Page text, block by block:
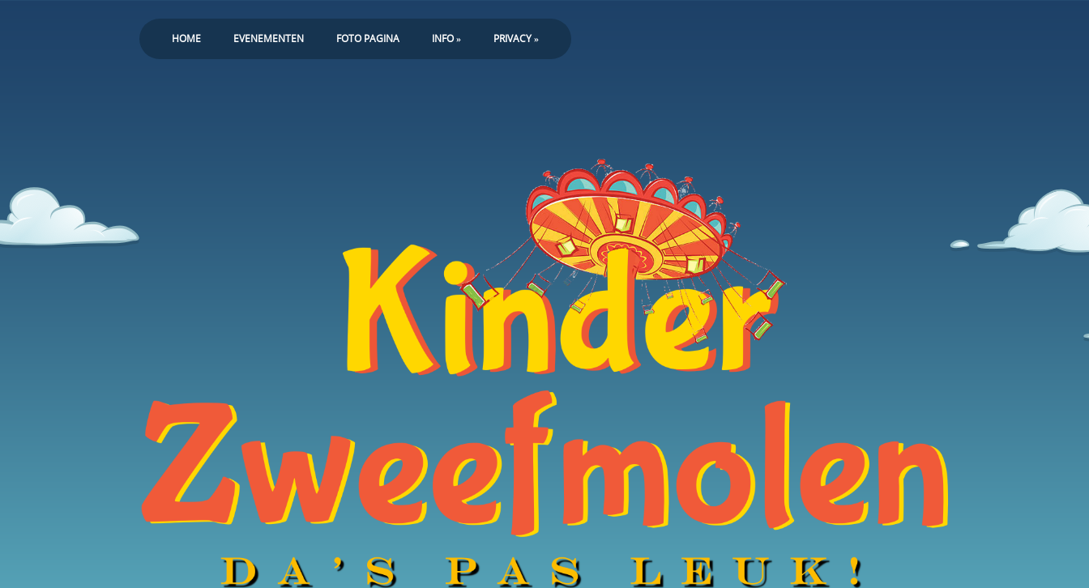
HOME EVENEMENTEN FOTO PAGINA INFO» PRIVACY»